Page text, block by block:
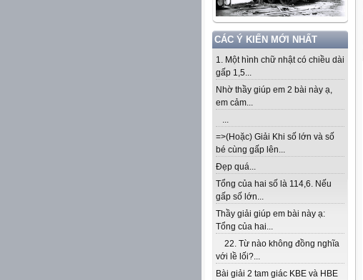
CÁC Ý KIẾN MỚI NHẤT
1. Một hình chữ nhật có chiều dài
gấp 1,5...
Nhờ thầy giúp em 2 bài này ạ,
em cảm...
...
=>(Hoặc) Giải Khi số lớn và số
bé cùng gấp lên...
Đẹp quá...
Tổng của hai số là 114,6. Nếu
gấp số lớn...
Thầy giải giúp em bài này ạ:
Tổng của hai...
22. Từ nào không đồng nghĩa
với lề lối?...
Bài giải 2 tam giác KBE và HBE